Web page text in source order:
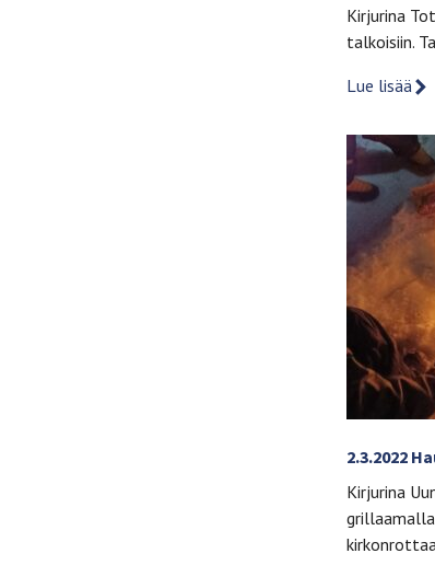
Kirjurina
talkoisiin.
Lue lisää
2.3.2022
Kirjurina